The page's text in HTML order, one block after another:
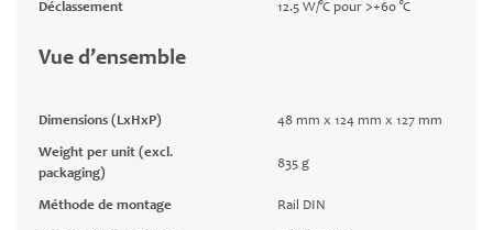
Déclassement 12.5 W/°C pour >+60 °C
Vue d’ensemble
Dimensions (LxHxP) 48 mm x 124 mm x 127 mm
Weight per unit (excl.
packaging)
835 g
Méthode de montage Rail DIN